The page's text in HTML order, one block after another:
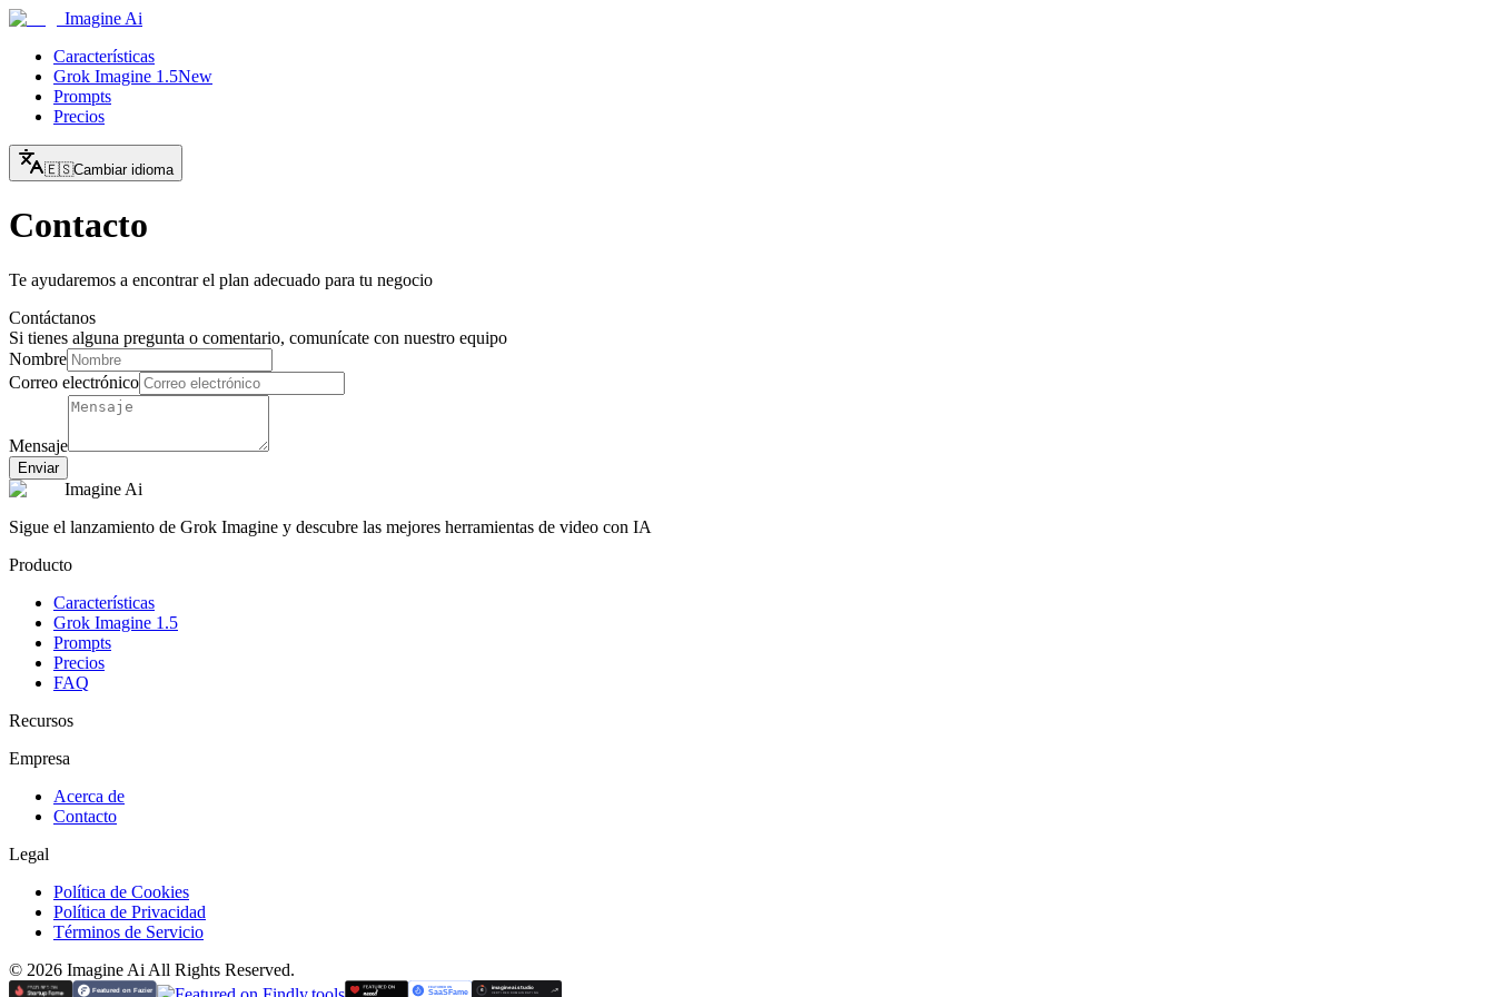
Imagine Ai
Características
Grok Imagine 1.5New
Prompts
Precios
🇪🇸Cambiar idioma
Contacto
Te ayudaremos a encontrar el plan adecuado para tu negocio
Contáctanos
Si tienes alguna pregunta o comentario, comunícate con nuestro equipo
Nombre
Correo electrónico
Mensaje
Enviar
Imagine Ai
Sigue el lanzamiento de Grok Imagine y descubre las mejores herramientas de video con IA
Producto
Características
Grok Imagine 1.5
Prompts
Precios
FAQ
Recursos
Empresa
Acerca de
Contacto
Legal
Política de Cookies
Política de Privacidad
Términos de Servicio
© 2026 Imagine Ai All Rights Reserved.